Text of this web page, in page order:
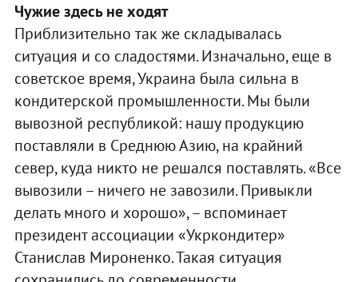
Чужие здесь не ходят
Приблизительно так же складывалась
ситуация и со сладостями. Изначально, еще в
советское время, Украина была сильна в
кондитерской промышленности. Мы были
вывозной республикой: нашу продукцию
поставляли в Среднюю Азию, на крайний
север, куда никто не решался поставлять. «Все
вывозили – ничего не завозили. Привыкли
делать много и хорошо», – вспоминает
президент ассоциации «Укркондитер»
Станислав Мироненко. Такая ситуация